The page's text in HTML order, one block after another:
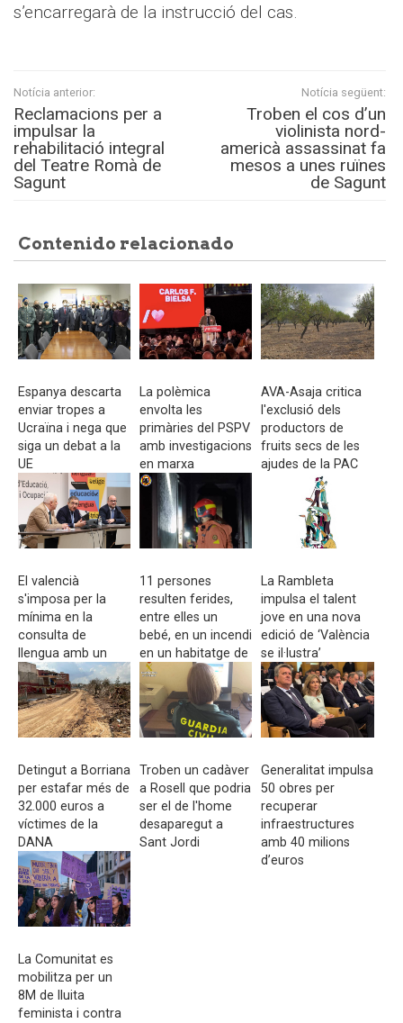
s’encarregarà de la instrucció del cas.
Notícia anterior:
Reclamacions per a
impulsar la
rehabilitació integral
del Teatre Romà de
Sagunt
Notícia següent:
Troben el cos d’un
violinista nord-
americà assassinat fa
mesos a unes ruïnes
de Sagunt
Contenido relacionado
Espanya descarta
enviar tropes a
Ucraïna i nega que
siga un debat a la
UE
La polèmica
envolta les
primàries del PSPV
amb investigacions
en marxa
AVA-Asaja critica
l'exclusió dels
productors de
fruits secs de les
ajudes de la PAC
El valencià
s'imposa per la
mínima en la
consulta de
llengua amb un
50,5 % dels vots
11 persones
resulten ferides,
entre elles un
bebé, en un incendi
en un habitatge de
Torrent
La Rambleta
impulsa el talent
jove en una nova
edició de ‘València
se il·lustra’
Detingut a Borriana
per estafar més de
32.000 euros a
víctimes de la
DANA
Troben un cadàver
a Rosell que podria
ser el de l'home
desaparegut a
Sant Jordi
Generalitat impulsa
50 obres per
recuperar
infraestructures
amb 40 milions
d’euros
La Comunitat es
mobilitza per un
8M de lluita
feminista i contra